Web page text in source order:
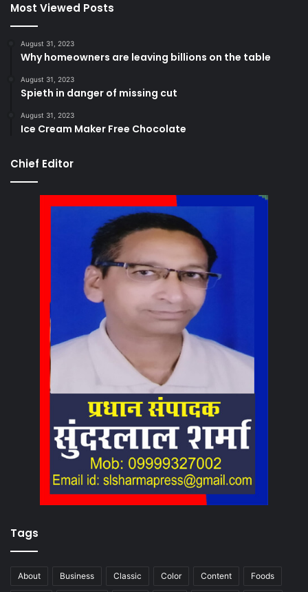
Most Viewed Posts
August 31, 2023
Why homeowners are leaving billions on the table
August 31, 2023
Spieth in danger of missing cut
August 31, 2023
Ice Cream Maker Free Chocolate
Chief Editor
Tags
About Business Classic Color Content Foods